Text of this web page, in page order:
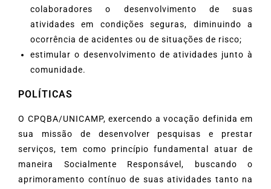
colaboradores o desenvolvimento de suas
atividades em condições seguras, diminuindo a
ocorrência de acidentes ou de situações de risco;
estimular o desenvolvimento de atividades junto à
comunidade.
POLÍTICAS
O CPQBA/UNICAMP, exercendo a vocação definida em
sua missão de desenvolver pesquisas e prestar
serviços, tem como princípio fundamental atuar de
maneira Socialmente Responsável, buscando o
aprimoramento contínuo de suas atividades tanto na